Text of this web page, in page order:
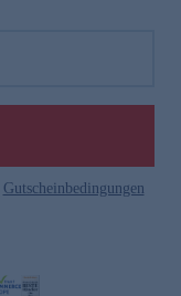
Gutscheinbedingungen